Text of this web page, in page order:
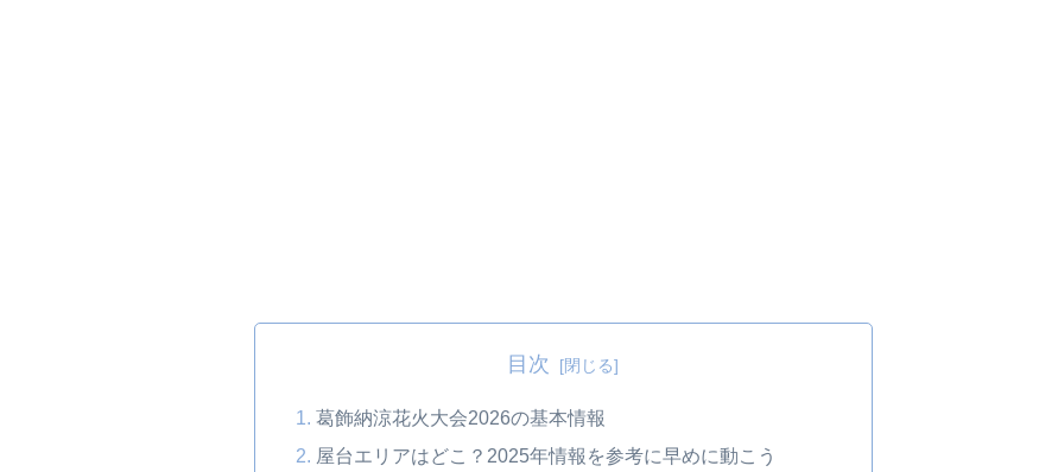
目次
葛飾納涼花火大会2026の基本情報
屋台エリアはどこ？2025年情報を参考に早めに動こう